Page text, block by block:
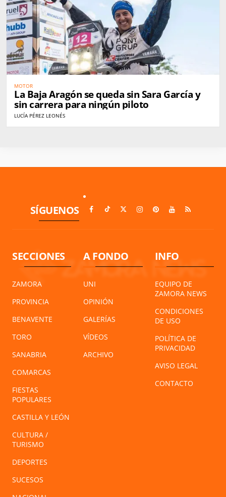
MOTOR
La Baja Aragón se queda sin Sara García y
sin carrera para ningún piloto
LUCÍA PÉREZ LEONÉS
SÍGUENOS
SECCIONES
ZAMORA
PROVINCIA
BENAVENTE
TORO
SANABRIA
COMARCAS
FIESTAS
POPULARES
CASTILLA Y LEÓN
CULTURA /
TURISMO
DEPORTES
SUCESOS
A FONDO
UNI
OPINIÓN
GALERÍAS
VÍDEOS
ARCHIVO
INFO
EQUIPO DE
ZAMORA NEWS
CONDICIONES
DE USO
POLÍTICA DE
PRIVACIDAD
AVISO LEGAL
CONTACTO